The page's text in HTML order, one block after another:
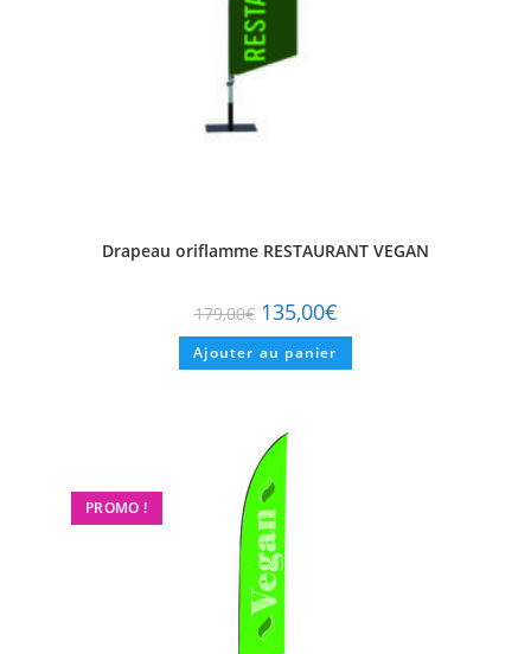
Drapeau oriflamme RESTAURANT VEGAN
179,00€ 135,00€
Ajouter au panier
PROMO !